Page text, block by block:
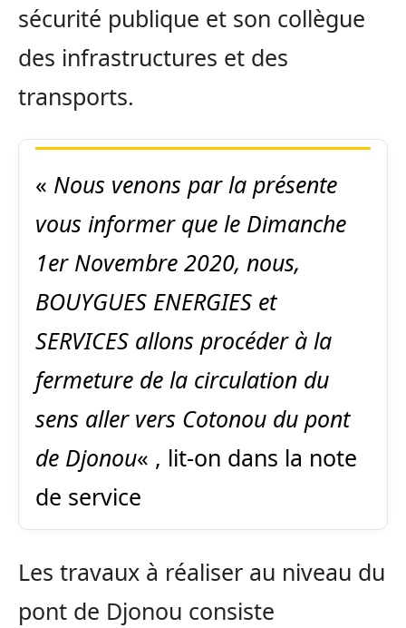
sécurité publique et son collègue
des infrastructures et des
transports.
« Nous venons par la présente
vous informer que le Dimanche
1er Novembre 2020, nous,
BOUYGUES ENERGIES et
SERVICES allons procéder à la
fermeture de la circulation du
sens aller vers Cotonou du pont
de Djonou« , lit-on dans la note
de service
Les travaux à réaliser au niveau du
pont de Djonou consiste